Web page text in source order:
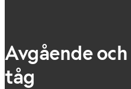
Avgående
tåg